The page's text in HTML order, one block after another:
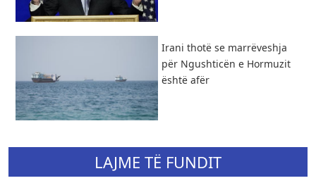
Irani thotë se marrëveshja
për Ngushticën e Hormuzit
është afër
LAJME TË FUNDIT